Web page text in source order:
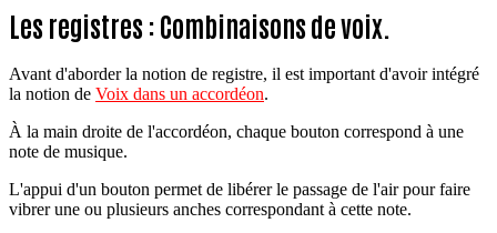
Les registres : Combinaisons de voix.
Avant d'aborder la notion de registre, il est important d'avoir intégré
la notion de Voix dans un accordéon.
À la main droite de l'accordéon, chaque bouton correspond à une
note de musique.
L'appui d'un bouton permet de libérer le passage de l'air pour faire
vibrer une ou plusieurs anches correspondant à cette note.